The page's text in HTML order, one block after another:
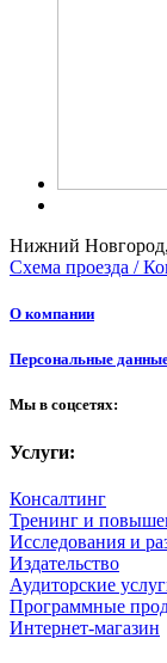
Нижний Новгород,
Схема проезда /
О компании
Персональные
Мы в соцсетях:
Услуги:
Консалтинг
Тренинг и
Исследования и
Издательство
Аудиторские
Программные
Интернет-магазин